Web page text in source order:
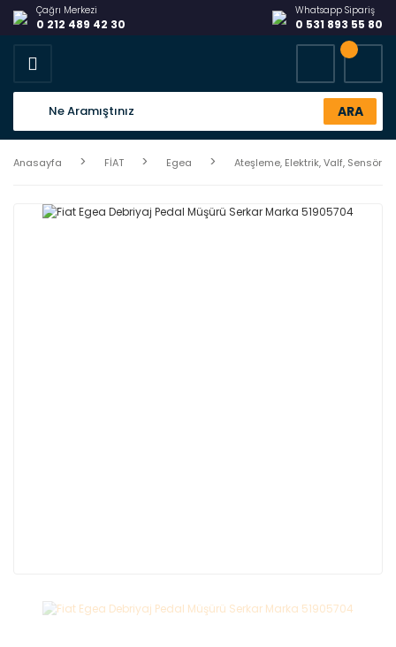
Çağrı Merkezi
0 212 489 42 30
Whatsapp Sipariş
0 531 893 55 80
ARA
Anasayfa FİAT Egea Ateşleme, Elektrik, Valf, Sensör